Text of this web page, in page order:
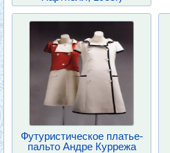
Футуристическое платье-
пальто Андре Куррежа